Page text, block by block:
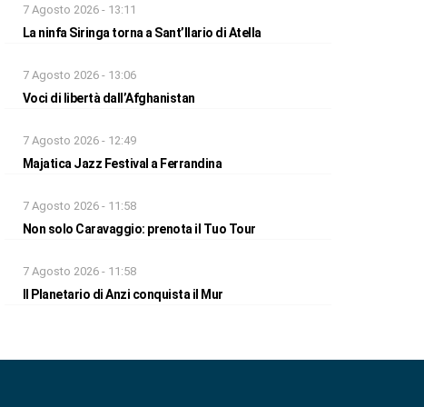
7 Agosto 2026 - 13:11
La ninfa Siringa torna a Sant’Ilario di Atella
7 Agosto 2026 - 13:06
Voci di libertà dall’Afghanistan
7 Agosto 2026 - 12:49
Majatica Jazz Festival a Ferrandina
7 Agosto 2026 - 11:58
Non solo Caravaggio: prenota il Tuo Tour
7 Agosto 2026 - 11:58
Il Planetario di Anzi conquista il Mur